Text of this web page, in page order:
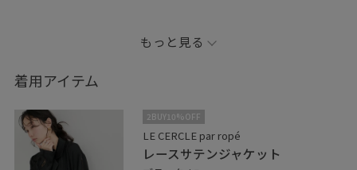
骨格ウェーブ/ブルベ冬
▶︎シンプルコーデ
▶︎カジュアルコーデ
▶︎モノトーンコーデ
が得意です！！
もっと見る
着用アイテム
2BUY10%OFF
LE CERCLE par ropé
レースサテンジャケット